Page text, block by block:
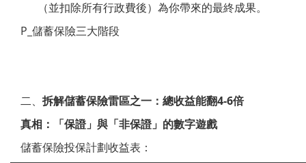
（並扣除所有行政費後）為你帶來的最終成果。
P_儲蓄保險三大階段
二、 拆解儲蓄保險雷區之一：總收益能翻4-6倍
真相：「保證」與「非保證」的數字遊戲
儲蓄保險投保計劃收益表：